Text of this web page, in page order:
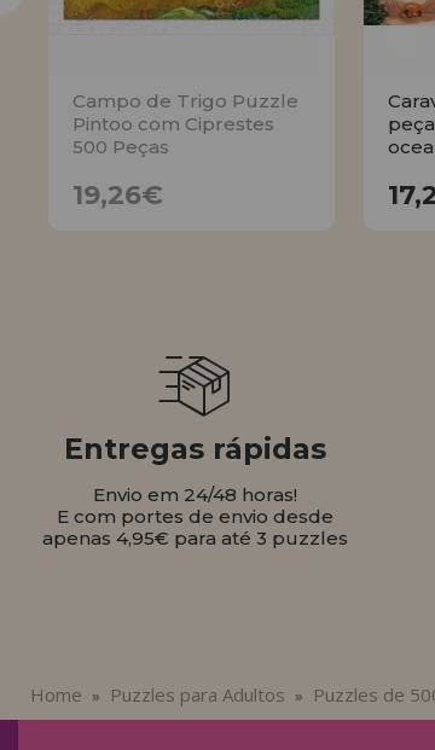
Campo de Trigo Puzzle
Pintoo com Ciprestes
500 Peças
19,26€
Entregas rápidas
Envio em 24/48 horas!
E com portes de envio desde
apenas 4,95€ para até 3 puzzles
Home » Puzzles para Adultos » Puzzles de